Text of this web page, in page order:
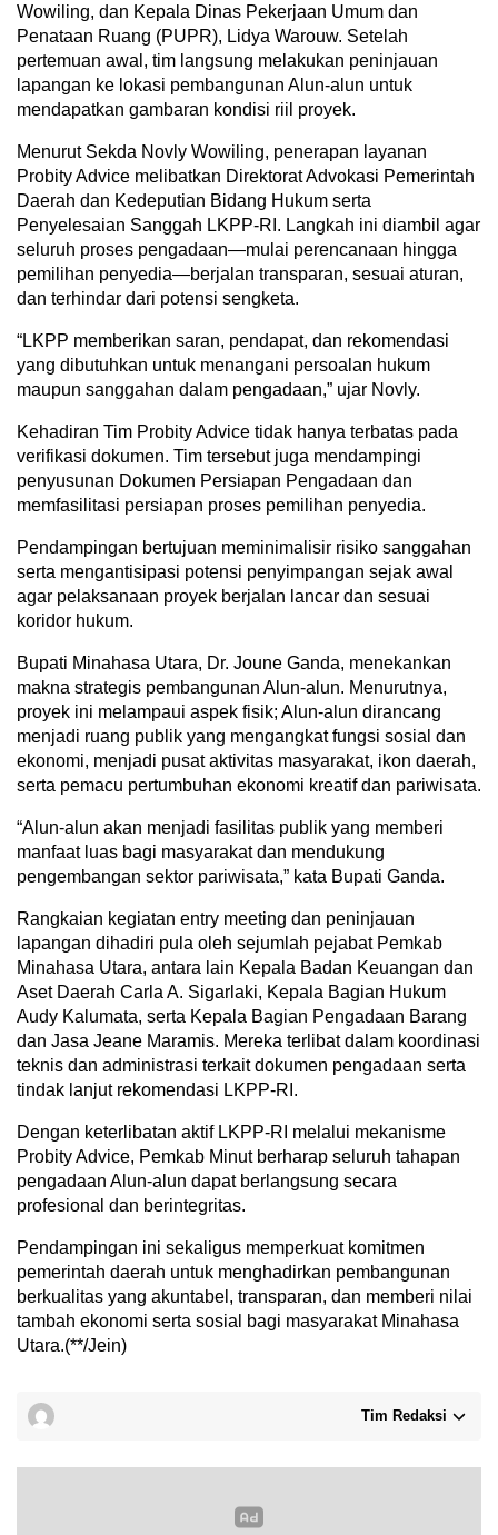
Wowiling, dan Kepala Dinas Pekerjaan Umum dan
Penataan Ruang (PUPR), Lidya Warouw. Setelah
pertemuan awal, tim langsung melakukan peninjauan
lapangan ke lokasi pembangunan Alun-alun untuk
mendapatkan gambaran kondisi riil proyek.
Menurut Sekda Novly Wowiling, penerapan layanan
Probity Advice melibatkan Direktorat Advokasi Pemerintah
Daerah dan Kedeputian Bidang Hukum serta
Penyelesaian Sanggah LKPP-RI. Langkah ini diambil agar
seluruh proses pengadaan—mulai perencanaan hingga
pemilihan penyedia—berjalan transparan, sesuai aturan,
dan terhindar dari potensi sengketa.
“LKPP memberikan saran, pendapat, dan rekomendasi
yang dibutuhkan untuk menangani persoalan hukum
maupun sanggahan dalam pengadaan,” ujar Novly.
Kehadiran Tim Probity Advice tidak hanya terbatas pada
verifikasi dokumen. Tim tersebut juga mendampingi
penyusunan Dokumen Persiapan Pengadaan dan
memfasilitasi persiapan proses pemilihan penyedia.
Pendampingan bertujuan meminimalisir risiko sanggahan
serta mengantisipasi potensi penyimpangan sejak awal
agar pelaksanaan proyek berjalan lancar dan sesuai
koridor hukum.
Bupati Minahasa Utara, Dr. Joune Ganda, menekankan
makna strategis pembangunan Alun-alun. Menurutnya,
proyek ini melampaui aspek fisik; Alun-alun dirancang
menjadi ruang publik yang mengangkat fungsi sosial dan
ekonomi, menjadi pusat aktivitas masyarakat, ikon daerah,
serta pemacu pertumbuhan ekonomi kreatif dan pariwisata.
“Alun-alun akan menjadi fasilitas publik yang memberi
manfaat luas bagi masyarakat dan mendukung
pengembangan sektor pariwisata,” kata Bupati Ganda.
Rangkaian kegiatan entry meeting dan peninjauan
lapangan dihadiri pula oleh sejumlah pejabat Pemkab
Minahasa Utara, antara lain Kepala Badan Keuangan dan
Aset Daerah Carla A. Sigarlaki, Kepala Bagian Hukum
Audy Kalumata, serta Kepala Bagian Pengadaan Barang
dan Jasa Jeane Maramis. Mereka terlibat dalam koordinasi
teknis dan administrasi terkait dokumen pengadaan serta
tindak lanjut rekomendasi LKPP-RI.
Dengan keterlibatan aktif LKPP-RI melalui mekanisme
Probity Advice, Pemkab Minut berharap seluruh tahapan
pengadaan Alun-alun dapat berlangsung secara
profesional dan berintegritas.
Pendampingan ini sekaligus memperkuat komitmen
pemerintah daerah untuk menghadirkan pembangunan
berkualitas yang akuntabel, transparan, dan memberi nilai
tambah ekonomi serta sosial bagi masyarakat Minahasa
Utara.(**/Jein)
Tim Redaksi